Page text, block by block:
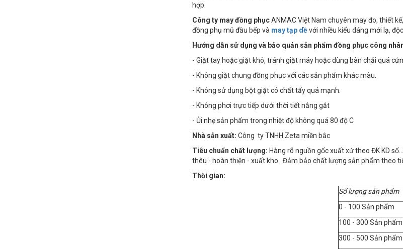
hợp.
Công ty may đồng phụcANMAC Việt Nam chuyên may đo, thiết
đồng phụ mũ đầu bếp và may tạp dềvới nhiều kiểu dáng mới lạ,
Hướng dẫn sử dụng và bảo quản sản phẩm đồng phục công
- Giặt tay hoặc giặt khô, tránh giặt máy hoặc dùng bàn chải quá
- Không giặt chung đồng phục với các sản phẩm khác màu.
- Không sử dụng bột giặt có chất tẩy quá mạnh.
- Không phơi trực tiếp dưới thời tiết nắng gắt
- Ủi nhẹ sản phẩm trong nhiệt độ không quá 80 độ C
Nhà sản xuất: Công ty TNHH Zeta miền bắc
Tiêu chuẩn chất lượng: Hàng rõ nguồn gốc xuất xứ theo ĐK KD
thêu - hoàn thiện - xuất kho. Đảm bảo chất lượng sản phẩm theo
Thời gian:
Số lượng sản phẩm
0 - 100 Sản phẩm
100 - 300 Sản phẩm
300 - 500 Sản phẩm